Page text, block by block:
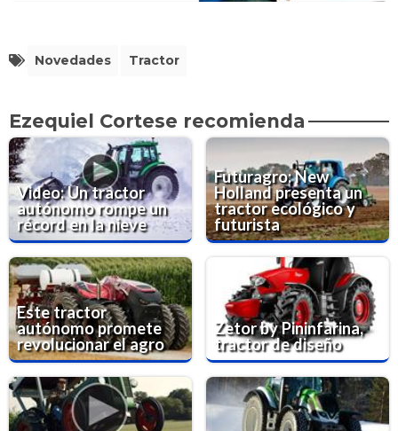
Novedades Tractor
Ezequiel Cortese recomienda
Video: Un tractor
autónomo rompe un
récord en la nieve
Futuragro: New
Holland presenta un
tractor ecológico y
futurista
Este tractor
autónomo promete
revolucionar el agro
Zetor by Pininfarina,
tractor de diseño